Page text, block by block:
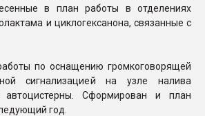
в план работы в отделениях
и циклогексанона, связанные с
по оснащению громкоговорящей
сигнализацией на узле налива
автоцистерны. Сформирован и план
год.